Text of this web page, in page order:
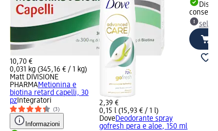
10,70 €
0,031 kg (345,16 € / 1 kg)
Matt DIVISIONE
PHARMAMetionina e
biotina retard capelli, 30
pz Integratori
(3)
Informazioni
2,39 €
0,15 l (15,93 € / 1 l)
DoveDeodorante spray
gofresh pera e aloe, 150 ml